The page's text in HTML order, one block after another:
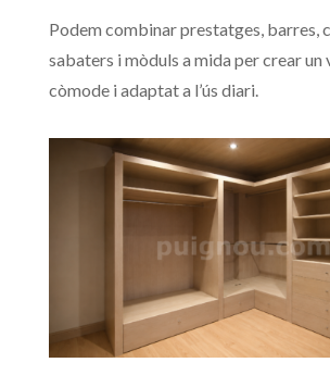
Podem combinar prestatges, barres,
sabaters i mòduls a mida per crear un
còmode i adaptat a l’ús diari.